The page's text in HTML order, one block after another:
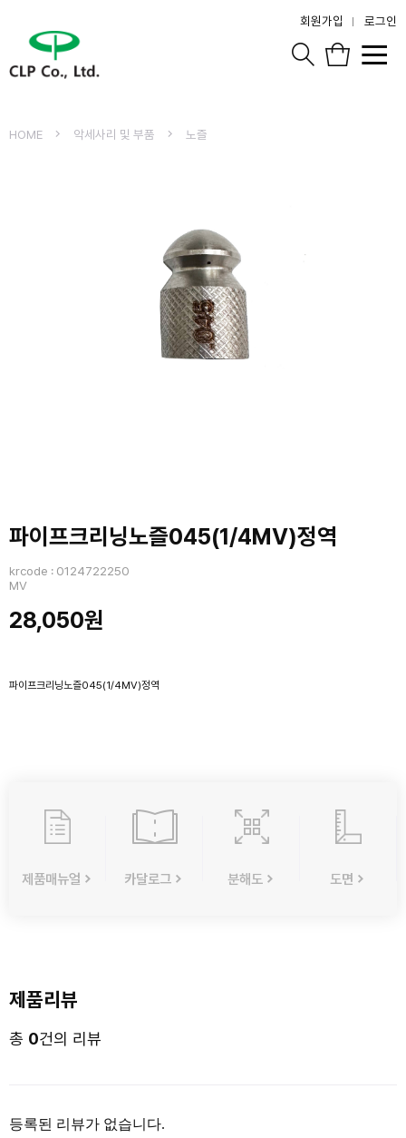
회원가입 로그인
HOME 악세사리 및 부품 노즐
파이프크리닝노즐045(1/4MV)정역
krcode : 0124722250
MV
28,050원
파이프크리닝노즐045(1/4MV)정역
제품매뉴얼 카달로그 분해도 도면
제품리뷰
총 0건의 리뷰
등록된 리뷰가 없습니다.